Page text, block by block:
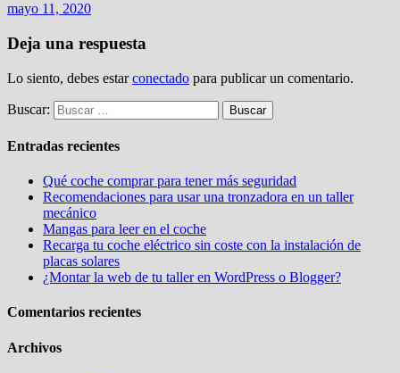
mayo 11, 2020
Deja una respuesta
Lo siento, debes estarconectado para publicar un comentario.
Buscar:
Entradas recientes
Qué coche comprar para tener más seguridad
Recomendaciones para usar una tronzadora en un taller
mecánico
Mangas para leer en el coche
Recarga tu coche eléctrico sin coste con la instalación de
placas solares
¿Montar la web de tu taller en WordPress o Blogger?
Comentarios recientes
Archivos